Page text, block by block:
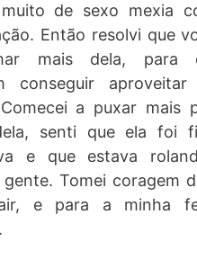
de sexo mexia
Então resolvi que
mais dela, para
conseguir
a puxar mais
senti que ela foi
e que estava
Tomei coragem
e para a minha